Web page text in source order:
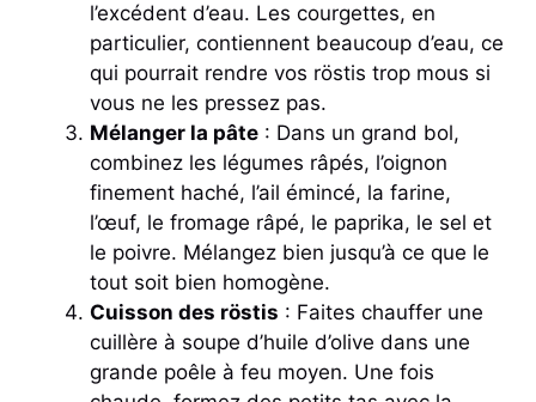
l’excédent d’eau. Les courgettes, en
particulier, contiennent beaucoup d’eau, ce
qui pourrait rendre vos röstis trop mous si
vous ne les pressez pas.
Mélanger la pâte : Dans un grand bol,
combinez les légumes râpés, l’oignon
finement haché, l’ail émincé, la farine,
l’œuf, le fromage râpé, le paprika, le sel et
le poivre. Mélangez bien jusqu’à ce que le
tout soit bien homogène.
Cuisson des röstis : Faites chauffer une
cuillère à soupe d’huile d’olive dans une
grande poêle à feu moyen. Une fois